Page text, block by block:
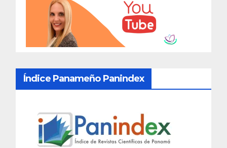
Índice Panameño Panindex